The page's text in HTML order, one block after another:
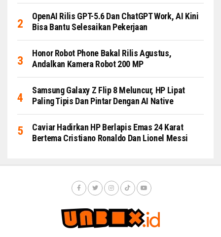
OpenAI Rilis GPT-5.6 Dan ChatGPT Work, AI Kini
Bisa Bantu Selesaikan Pekerjaan
Honor Robot Phone Bakal Rilis Agustus,
Andalkan Kamera Robot 200 MP
Samsung Galaxy Z Flip 8 Meluncur, HP Lipat
Paling Tipis Dan Pintar Dengan AI Native
Caviar Hadirkan HP Berlapis Emas 24 Karat
Bertema Cristiano Ronaldo Dan Lionel Messi